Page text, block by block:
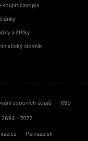
koupit časopis
a štítky
slovník
osobních údajů RSS
2694 - 7072
Peniaze.sk